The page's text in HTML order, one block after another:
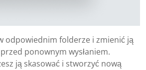
odpowiednim folderze i zmienić ją
ponownym wysłaniem.
ją skasować i stworzyć nową